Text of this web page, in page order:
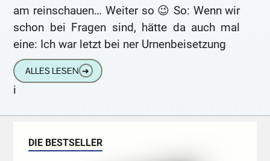
am reinschauen… Weiter so 😉 So: Wenn wir
schon bei Fragen sind, hätte da auch mal
eine: Ich war letzt bei ner Urnenbeisetzung
ALLES LESEN ➔
i
DIE BESTSELLER